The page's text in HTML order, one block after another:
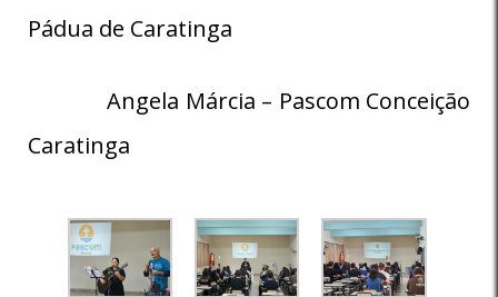
Pádua de Caratinga
Angela Márcia – Pascom Conceição
Caratinga